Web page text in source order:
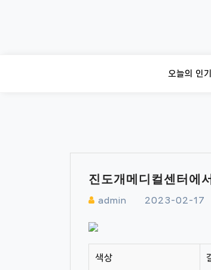
오늘의 인
진도개메디컬센터에
admin 2023-02-17
색상